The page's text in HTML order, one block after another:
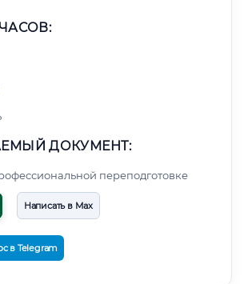
ДОКУМЕНТ:
переподготовке
Написать в Max
в Telegram